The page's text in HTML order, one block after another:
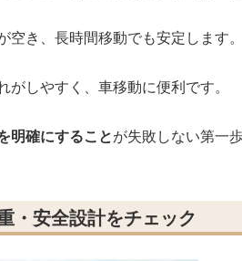
空き、長時間移動でも安定します。
がしやすく、車移動に便利です。
明確にすることが失敗しない第一歩
・安全設計をチェック